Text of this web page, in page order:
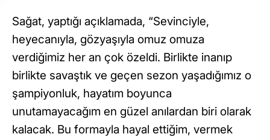
Sağat, yaptığı açıklamada, “Sevinciyle,
heyecanıyla, gözyaşıyla omuz omuza
verdiğimiz her an çok özeldi. Birlikte inanıp
birlikte savaştık ve geçen sezon yaşadığımız o
şampiyonluk, hayatım boyunca
unutamayacağım en güzel anılardan biri olarak
kalacak. Bu formayla hayal ettiğim, vermek